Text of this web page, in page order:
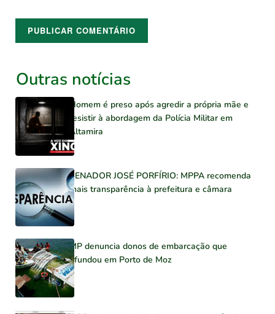
Outras notícias
Homem é preso após agredir a própria mãe e
resistir à abordagem da Polícia Militar em
Altamira
SENADOR JOSÉ PORFÍRIO: MPPA recomenda
mais transparência à prefeitura e câmara
MP denuncia donos de embarcação que
afundou em Porto de Moz